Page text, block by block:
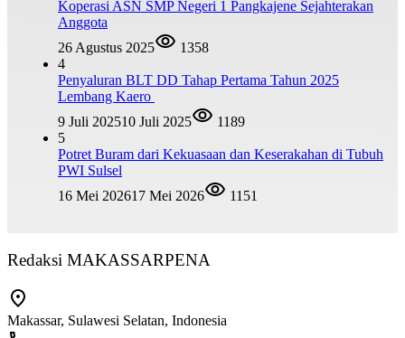
Koperasi ASN SMP Negeri 1 Pangkajene Sejahterakan
Anggota
26 Agustus 2025
1358
4
Penyaluran BLT DD Tahap Pertama Tahun 2025
Lembang Kaero
9 Juli 202510 Juli 2025
1189
5
Potret Buram dari Kekuasaan dan Keserakahan di Tubuh
PWI Sulsel
16 Mei 202617 Mei 2026 1151
Redaksi MAKASSARPENA
Makassar, Sulawesi Selatan, Indonesia